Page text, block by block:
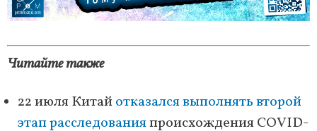
Читайте также
22 июля Китайотказался выполнять второй
этап расследованияпроисхождения COVID-